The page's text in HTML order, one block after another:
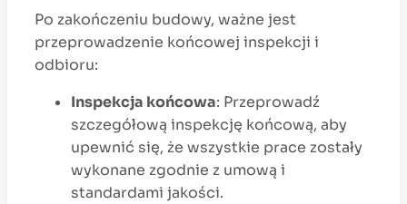
Po zakończeniu budowy, ważne jest
przeprowadzenie końcowej inspekcji i
odbioru:
Inspekcja końcowa: Przeprowadź
szczegółową inspekcję końcową, aby
upewnić się, że wszystkie prace zostały
wykonane zgodnie z umową i
standardami jakości.